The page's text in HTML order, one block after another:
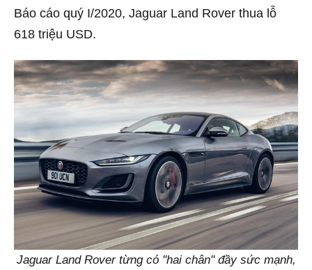
Báo cáo quý I/2020, Jaguar Land Rover thua lỗ
618 triệu USD.
Jaguar Land Rover từng có "hai chân" đầy sức mạnh,